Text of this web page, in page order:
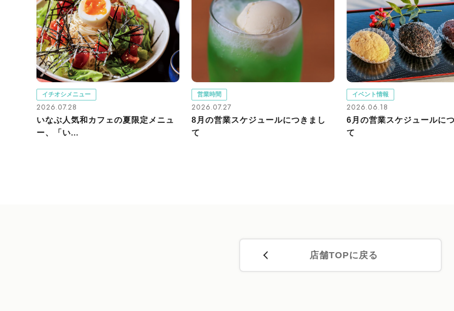
イチオシメニュー
2026.07.28
いなぶ人気和カフェの夏限定メニュ
ー、「い...
営業時間
2026.07.27
8月の営業スケジュールにつきまし
て
イベント情報
2026.06.18
6月の営業スケジュールに
て
店舗TOPに戻る